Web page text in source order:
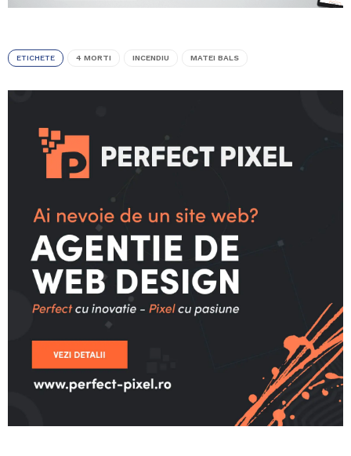
ETICHETE 4 MORTI INCENDIU MATEI BALS